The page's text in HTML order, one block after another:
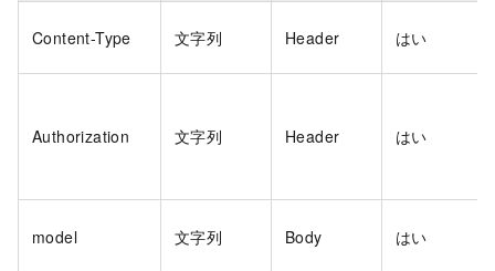
Content-Type 文字列 Header はい
Authorization 文字列 Header はい
model 文字列 Body はい